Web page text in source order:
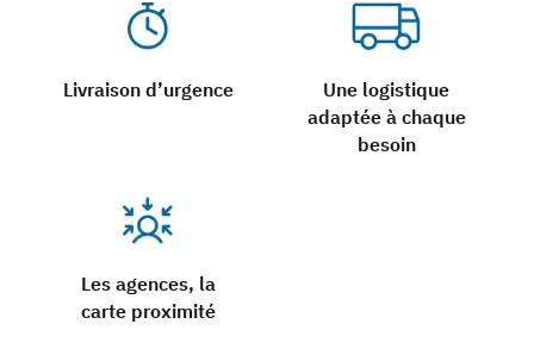
Livraison d’urgence
Une logistique
adaptée à chaque
besoin
Les agences, la
carte proximité